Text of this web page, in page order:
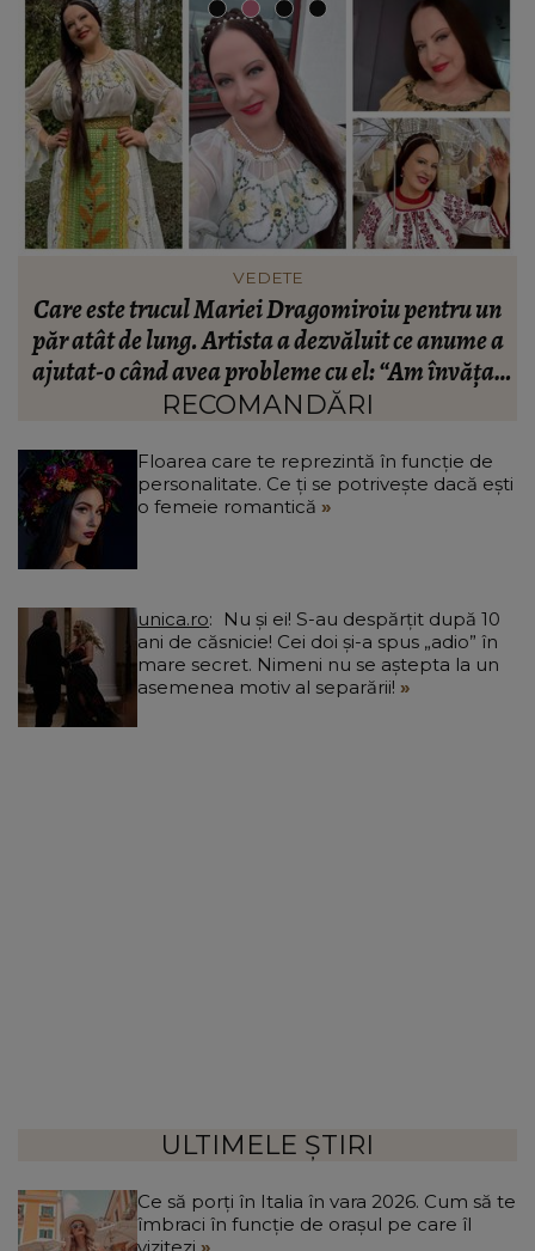
FASHION
Ce să porți în Italia în vara 2026. Cum să te
îmbraci în funcție de orașul pe care îl vizitezi
RECOMANDĂRI
Floarea care te reprezintă în funcție de
personalitate. Ce ți se potrivește dacă ești
o femeie romantică
unica.ro
ani de căsnicie! Cei doi și-a spus „adio” în
mare secret. Nimeni nu se aștepta la un
asemenea motiv al separării!
ULTIMELE ȘTIRI
Ce să porți în Italia în vara 2026. Cum să te
îmbraci în funcție de orașul pe care îl
vizitezi